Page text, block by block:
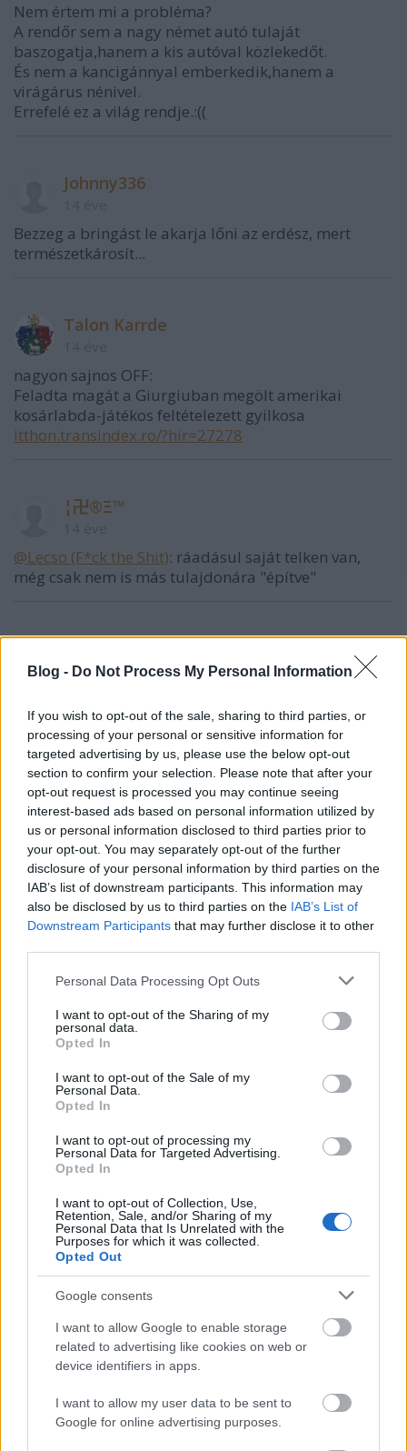
Blog - Do Not Process My Personal Information
If you wish to opt-out of the sale, sharing to third parties, or
processing of your personal or sensitive information for
targeted advertising by us, please use the below opt-out
section to confirm your selection. Please note that after your
opt-out request is processed you may continue seeing
interest-based ads based on personal information utilized by
us or personal information disclosed to third parties prior to
your opt-out. You may separately opt-out of the further
disclosure of your personal information by third parties on the
IAB’s list of downstream participants. This information may
also be disclosed by us to third parties on the IAB’s List of
Downstream Participants that may further disclose it to other
Please note that this website/app uses one or more Google
not limited to your visit or usage behaviour. You may click to
grant or deny consent to Google and its third-party tags to
use your data for below specified purposes in below Google
consent section.
Personal Data Processing Opt Outs
I want to opt-out of the Sharing of my
personal data.
Opted In
I want to opt-out of the Sale of my
Personal Data.
Opted In
I want to opt-out of processing my
Personal Data for Targeted Advertising.
Opted In
I want to opt-out of Collection, Use,
Retention, Sale, and/or Sharing of my
Personal Data that Is Unrelated with the
Purposes for which it was collected.
Opted Out
Google consents
I want to allow Google to enable storage
related to advertising like cookies on web or
device identifiers in apps.
I want to allow my user data to be sent to
Google for online advertising purposes.
Nem értem mi a probléma?
A rendőr sem a nagy német autó tulaját
baszogatja,hanem a kis autóval közlekedőt.
És nem a kancigánnyal emberkedik,hanem a
virágárus nénivel.
Errefelé ez a világ rendje.:((
Johnny336
Bezzeg a bringást le akarja lőni az erdész, mert
természetkárosít...
Talon Karrde
nagyon sajnos OFF:
Feladta magát a Giurgiuban megölt amerikai
kosárlabda-játékos feltételezett gyilkosa
itthon.transindex.ro/?hir=27278
¦卍®Ξ™
@Lecso (F*ck the Shit): ráadásul saját telken van,
még csak nem is más tulajdonára "építve"
14 éve
Hát ilyen tényleg nincs, műholdas felvételen
mutatták meg az öregúrnak, hogy ott a mobilgarázs!
Kész vagyok, végem is!!!
14 éve
"Csipak Péter emelődaruval abba a
magasságba emeltette magát, ahol az eredeti terven
szereplő hálószobájának ablaka volt. Mivel a kilátás
szemeimmel, ahogy ott lóg a semmi kozepén egy
még hátrább... jó! a hálószobám ablaka pont itt
legyen!" B-D
Horizont
14 éve
Volt már bontási határozat után bontás
Magyarországon. 2003-ban lebontották a Citadella
területén, a Lődombon engedély nélkül épített
teraszt és kávézót. A Citadella teraszt engedély
nélkül építették fel.
epiteszforum.hu/node/11645
Említhetnénk a Fenyő villát is az Alkony utcában. Ott
az egészet természetvédelmi terültre építették, ma
sem tudják ki adta ki az engedélyt, a fák kivágásától
szinte mindenre. Ma is áll!
már milliárdos, mi a francnak kell felhívni magára a
figyelmet ilyennel, miért nem tud önmérsékletet